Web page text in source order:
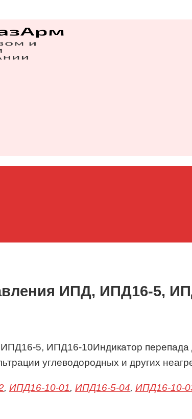
ИПД, ИПД16-5,
Индикатор
углеводородных и других
, ИПД16-10-01, ИПД16-5-04, ИПД16-10-